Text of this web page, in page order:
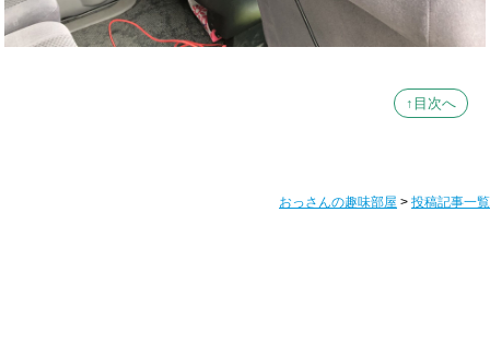
↑目次へ
おっさんの趣味部屋 > 投稿記事一覧